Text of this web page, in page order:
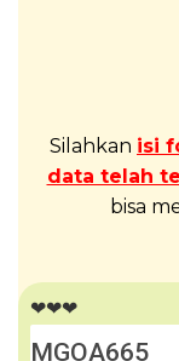
Silahkan isi
data telah
bisa
❤❤❤